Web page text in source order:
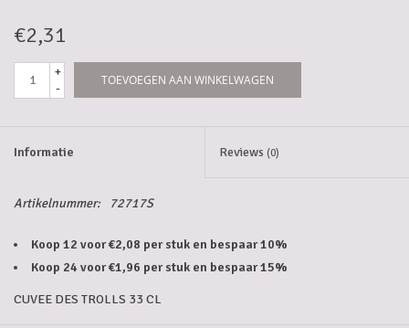
Streekproducten/Diverse
€2,31
+
-
TOEVOEGEN AAN WINKELWAGEN
Informatie Reviews (0)
Artikelnummer: 72717S
Koop 12 voor €2,08 per stuk en bespaar 10%
Koop 24 voor €1,96 per stuk en bespaar 15%
CUVEE DES TROLLS 33 CL